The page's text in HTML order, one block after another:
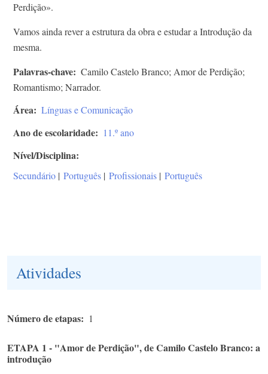
Perdição».
Vamos ainda rever a estrutura da obra e estudar a Introdução da
mesma.
Palavras-chave
Camilo Castelo Branco; Amor de Perdição;
Romantismo; Narrador.
Área Línguas e Comunicação
Ano de escolaridade 11.º ano
Nível/Disciplina
Secundário | Português | Profissionais | Português
Atividades
Número de etapas 1
ETAPA 1 - "Amor de Perdição", de Camilo Castelo Branco: a
introdução